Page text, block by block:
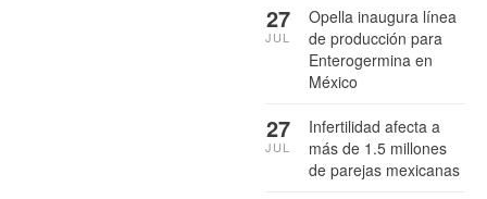
Opella inaugura línea
de producción para
Enterogermina en
México
27
JUL
Infertilidad afecta a
más de 1.5 millones
de parejas mexicanas
27
JUL